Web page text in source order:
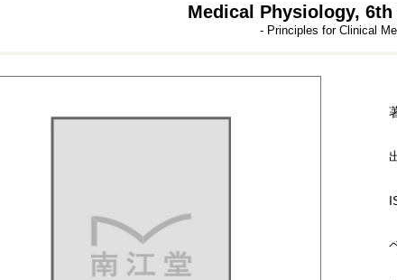
Medical Physiology,
- Principles for Clinical